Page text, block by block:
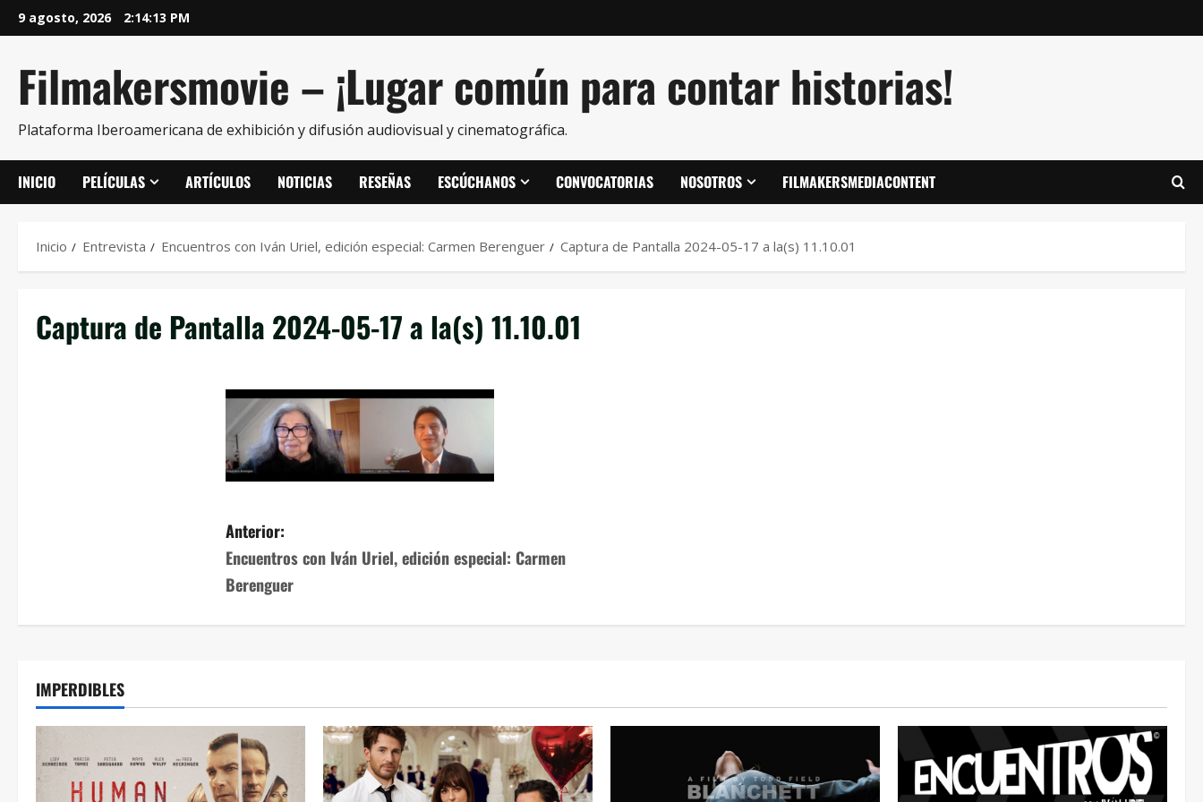
9 agosto, 2026 2:14:14 PM
Filmakersmovie – ¡Lugar común para contar historias!
Plataforma Iberoamericana de exhibición y difusión audiovisual y cinematográfica.
INICIO PELÍCULAS ARTÍCULOS NOTICIAS RESEÑAS ESCÚCHANOS CONVOCATORIAS NOSOTROS FILMAKERSMEDIACONTENT
Inicio Entrevista Encuentros con Iván Uriel, edición especial: Carmen Berenguer Captura de Pantalla 2024-05-17 a la(s) 11.10.01
Captura de Pantalla 2024-05-17 a la(s) 11.10.01
Anterior:
Encuentros con Iván Uriel, edición especial: Carmen
Berenguer
IMPERDIBLES